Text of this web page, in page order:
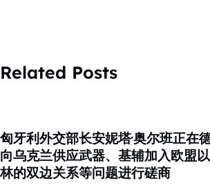
Related Posts
匈牙利外交部长安妮塔·奥尔班正在
向乌克兰供应武器、基辅加入欧盟
林的双边关系等问题进行磋商